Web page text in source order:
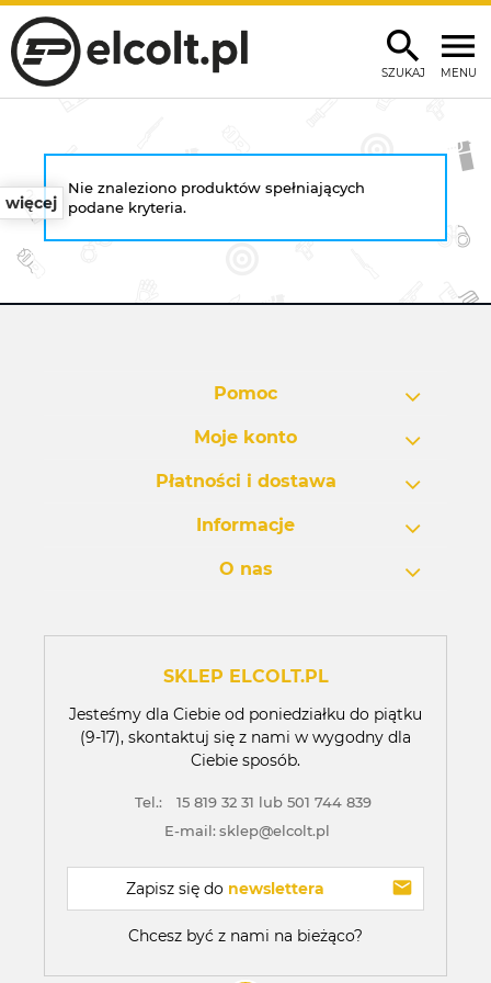
MENU
SZUKAJ
więcej
Nie znaleziono produktów spełniających
podane kryteria.
Pomoc
Moje konto
Płatności i dostawa
Informacje
O nas
SKLEP ELCOLT.PL
Jesteśmy dla Ciebie od poniedziałku do piątku
(9-17), skontaktuj się z nami w wygodny dla
Ciebie sposób.
Tel.:
15 819 32 31 lub 501 744 839
E-mail:sklep@elcolt.pl
Zapisz się do newslettera
Chcesz być z nami na bieżąco?